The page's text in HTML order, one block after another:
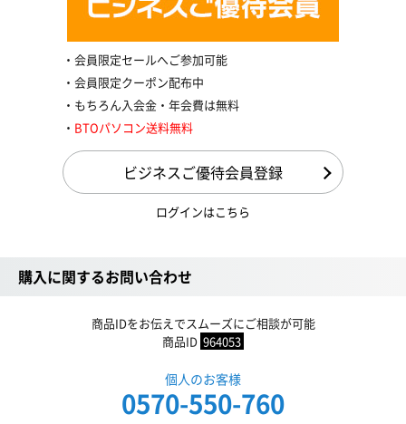
会員限定セールへご参加可能
会員限定クーポン配布中
もちろん入会金・年会費は無料
BTOパソコン送料無料
ビジネスご優待会員登録
ログインはこちら
購入に関するお問い合わせ
商品IDをお伝えでスムーズにご相談が可能
商品ID 964053
個人のお客様
0570-550-760